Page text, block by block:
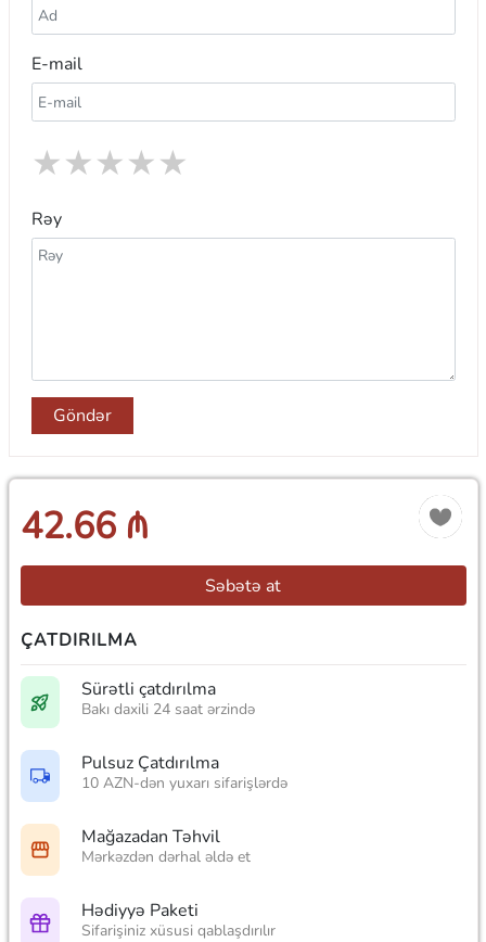
E-mail
★
★
★
★
★
Rəy
Göndər
42.66 ₼
Səbətə at
ÇATDIRILMA
Sürətli çatdırılma
Bakı daxili 24 saat ərzində
Pulsuz Çatdırılma
10 AZN-dən yuxarı sifarişlərdə
Mağazadan Təhvil
Mərkəzdən dərhal əldə et
Hədiyyə Paketi
Sifarişiniz xüsusi qablaşdırılır